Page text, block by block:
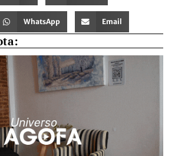
WhatsApp Email